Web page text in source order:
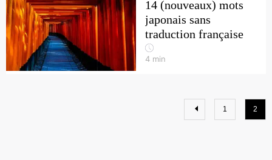
14 (nouveaux) mots
japonais sans
traduction française
4 min
1 2